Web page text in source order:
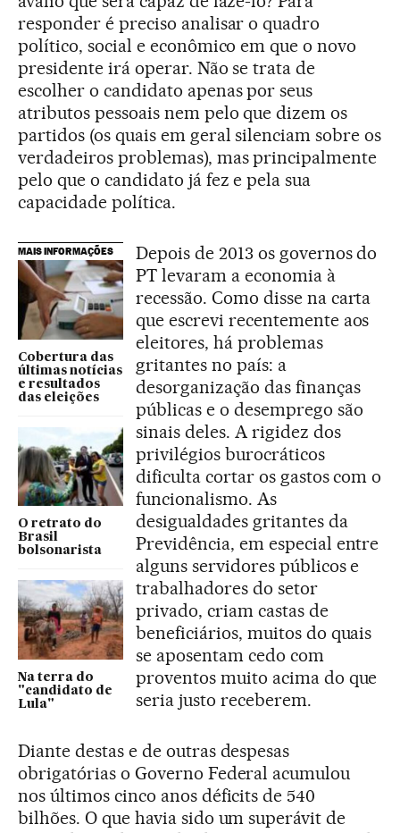
responder é preciso analisar o quadro
político, social e econômico em que o novo
presidente irá operar. Não se trata de
escolher o candidato apenas por seus
atributos pessoais nem pelo que dizem os
partidos (os quais em geral silenciam sobre os
verdadeiros problemas), mas principalmente
pelo que o candidato já fez e pela sua
capacidade política.
MAIS INFORMAÇÕES
Cobertura das
últimas notícias
e resultados
das eleições
O retrato do
Brasil
bolsonarista
Na terra do
"candidato de
Lula"
Depois de 2013 os governos do
PT levaram a economia à
recessão. Como disse na carta
que escrevi recentemente aos
eleitores, há problemas
gritantes no país: a
desorganização das finanças
públicas e o desemprego são
sinais deles. A rigidez dos
privilégios burocráticos
dificulta cortar os gastos com o
funcionalismo. As
desigualdades gritantes da
Previdência, em especial entre
alguns servidores públicos e
trabalhadores do setor
privado, criam castas de
beneficiários, muitos do quais
se aposentam cedo com
proventos muito acima do que
seria justo receberem.
Diante destas e de outras despesas
obrigatórias o Governo Federal acumulou
nos últimos cinco anos déficits de 540
bilhões. O que havia sido um superávit de